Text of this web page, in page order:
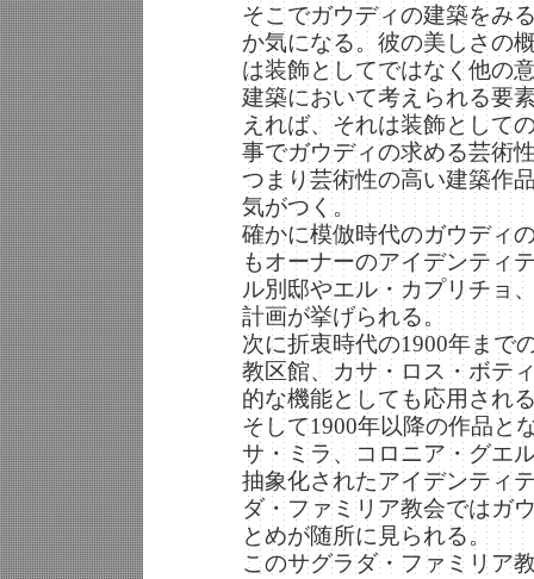
そこでガウディの建築をみ
か気になる。彼の美しさの
は装飾としてではなく他の
建築において考えられる要
えれば、それは装飾として
事でガウディの求める芸術
つまり芸術性の高い建築作
気がつく。
確かに模倣時代のガウディ
もオーナーのアイデンティ
ル別邸やエル・カプリチョ
計画が挙げられる。
次に折衷時代の1900年まで
教区館、カサ・ロス・ボテ
的な機能としても応用され
そして1900年以降の作品と
サ・ミラ、コロニア・グエ
抽象化されたアイデンティ
ダ・ファミリア教会ではガ
とめが随所に見られる。
このサグラダ・ファミリア